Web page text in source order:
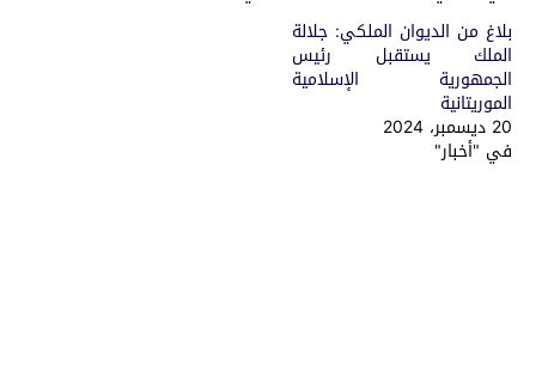
بلاغ من الديوان الملكي: جلالة
الملك يستقبل رئيس
الجمهورية الإسلامية
الموريتانية
20 ديسمبر، 2024
في "أخبار"